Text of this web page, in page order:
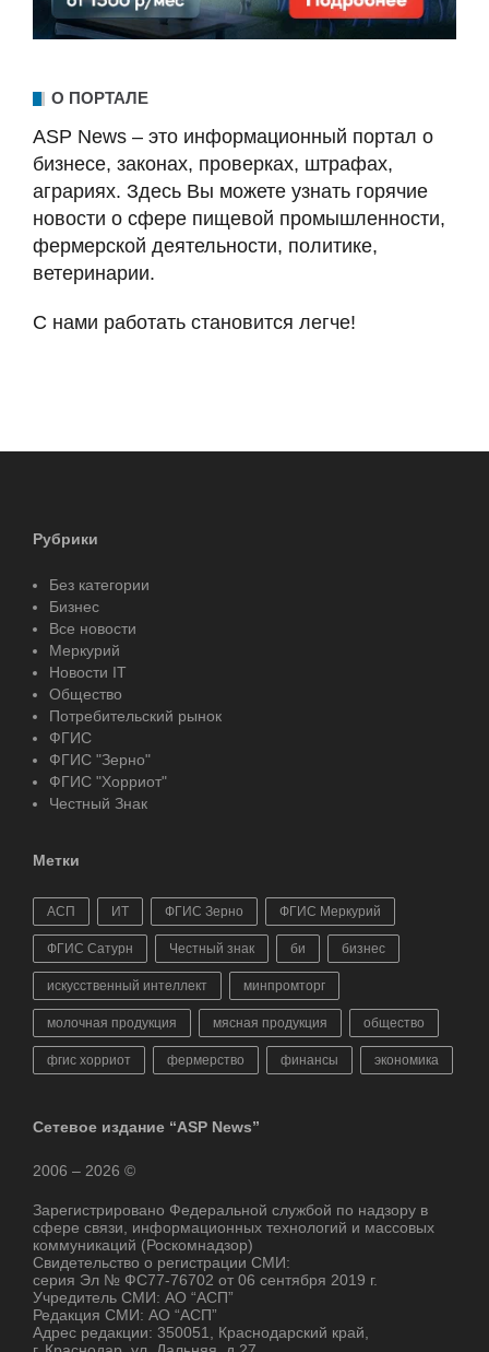
О ПОРТАЛЕ
ASP News – это информационный портал о
бизнесе, законах, проверках, штрафах,
аграриях. Здесь Вы можете узнать горячие
новости о сфере пищевой промышленности,
фермерской деятельности, политике,
ветеринарии.
С нами работать становится легче!
Рубрики
Без категории
Бизнес
Все новости
Меркурий
Новости IT
Общество
Потребительский рынок
ФГИС
ФГИС "Зерно"
ФГИС "Хорриот"
Честный Знак
Метки
АСП ИТ ФГИС Зерно ФГИС Меркурий
ФГИС Сатурн Честный знак би бизнес
искусственный интеллект минпромторг
молочная продукция мясная продукция общество
фгис хорриот фермерство финансы экономика
Сетевое издание “ASP News”
2006 – 2026 ©
Зарегистрировано Федеральной службой по надзору в
сфере связи, информационных технологий и массовых
коммуникаций (Роскомнадзор)
Свидетельство о регистрации СМИ:
серия Эл № ФС77-76702 от 06 сентября 2019 г.
Учредитель СМИ: АО “АСП”
Редакция СМИ: АО “АСП”
Адрес редакции: 350051, Краснодарский край,